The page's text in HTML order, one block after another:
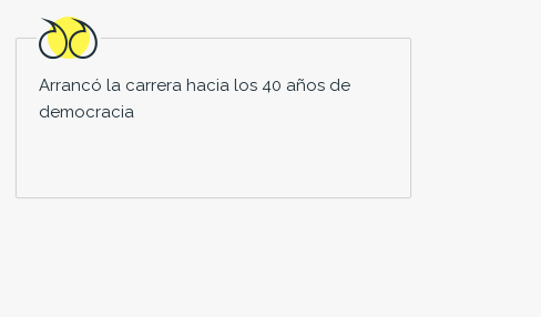
Arrancó la carrera hacia los 40 años de
democracia